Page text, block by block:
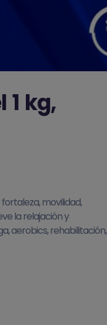
1 kg,
movilidad,
la relajación y
aerobics, rehabilitación,